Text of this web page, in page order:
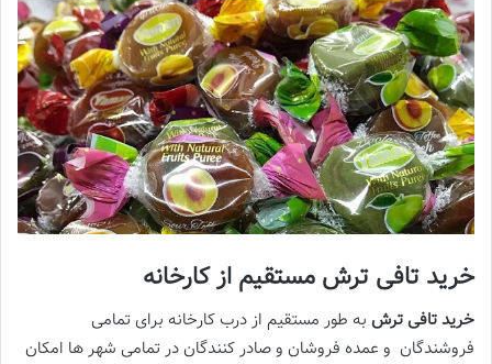
خرید تافی ترش مستقیم از کارخانه
خرید تافی ترش به طور مستقیم از درب کارخانه برای تمامی
فروشندگان و عمده فروشان و صادر کنندگان در تمامی شهر ها امکان